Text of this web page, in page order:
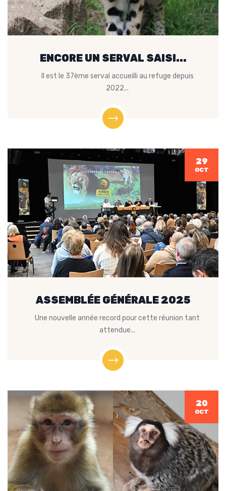
ENCORE UN SERVAL SAISI...
Il est le 37ème serval accueilli au refuge depuis
2022...
29
OCT
ASSEMBLÉE GÉNÉRALE 2025
Une nouvelle année record pour cette réunion tant
attendue...
20
OCT